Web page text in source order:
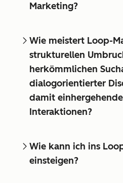
Marketing?
Wie meistert Loop-
strukturellen
herkömmlichen
dialogorientierter
damit
Interaktionen?
Wie kann ich ins
einsteigen?